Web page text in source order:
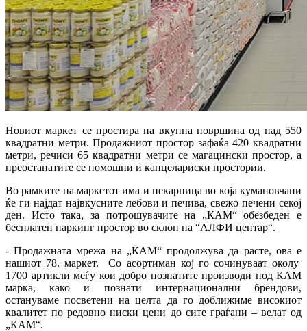
Новиот маркет се простира на вкупна површина од над 550
квадратни метри. Продажниот простор зафаќа 420 квадратни
метри, речиси 65 квадратни метри се магацински простор, а
преостанатите се помошни и канцелариски простории.
Во рамките на маркетот има и пекарница во која кумановчани
ќе ги најдат највкусните лебови и печива, свежо печени секој
ден. Исто така, за потрошувачите на „КАМ“ обезбеден е
бесплатен паркинг простор во склоп на “АЛФИ центар“.
- Продажната мрежа на „КАМ“ продолжува да расте, ова е
нашиот 78. маркет. Со асортиман кој го сочинуваат околу
1700 артикли меѓу кои добро познатите производи под КАМ
марка, како и познати интернационални брендови,
остануваме посветени на целта да го доближиме високиот
квалитет по редовно ниски цени до сите граѓани – велат од
„КАМ“.